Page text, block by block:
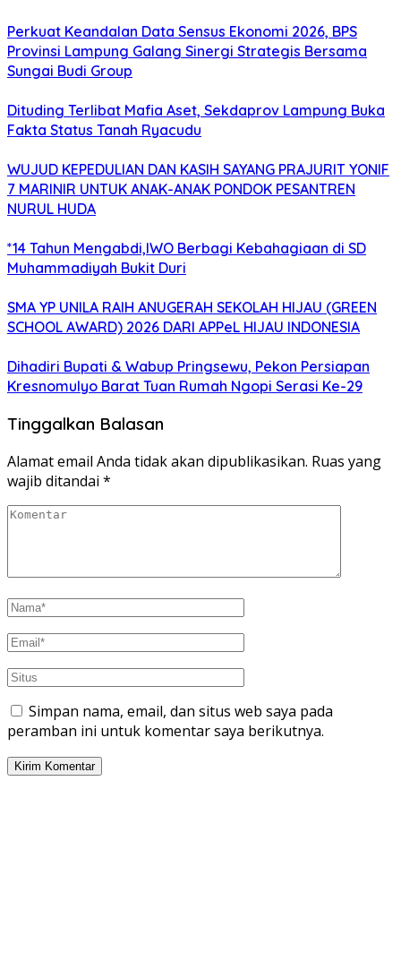
Perkuat Keandalan Data Sensus Ekonomi 2026, BPS
Provinsi Lampung Galang Sinergi Strategis Bersama
Sungai Budi Group
Dituding Terlibat Mafia Aset, Sekdaprov Lampung Buka
Fakta Status Tanah Ryacudu
WUJUD KEPEDULIAN DAN KASIH SAYANG PRAJURIT YONIF
7 MARINIR UNTUK ANAK-ANAK PONDOK PESANTREN
NURUL HUDA
*14 Tahun Mengabdi,IWO Berbagi Kebahagiaan di SD
Muhammadiyah Bukit Duri
SMA YP UNILA RAIH ANUGERAH SEKOLAH HIJAU (GREEN
SCHOOL AWARD) 2026 DARI APPeL HIJAU INDONESIA
Dihadiri Bupati & Wabup Pringsewu, Pekon Persiapan
Kresnomulyo Barat Tuan Rumah Ngopi Serasi Ke-29
Tinggalkan Balasan
Alamat email Anda tidak akan dipublikasikan. Ruas yang
wajib ditandai *
Simpan nama, email, dan situs web saya pada
peramban ini untuk komentar saya berikutnya.